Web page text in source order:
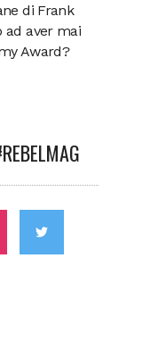
di Frank
ad aver mai
Award?